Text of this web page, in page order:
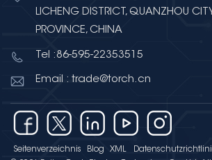
LICHENG DISTRICT, QUANZHOU
PROVINCE, CHINA
Tel :86-595-22353515
Email : trade@torch.cn
Seitenverzeichnis Blog XML